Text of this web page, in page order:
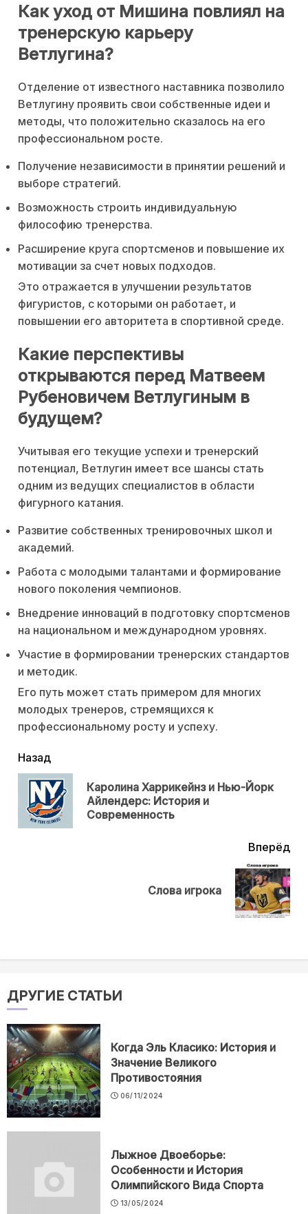
Как уход от Мишина повлиял на
тренерскую карьеру
Ветлугина?
Отделение от известного наставника позволило
Ветлугину проявить свои собственные идеи и
методы, что положительно сказалось на его
профессиональном росте.
Получение независимости в принятии решений и
выборе стратегий.
Возможность строить индивидуальную
философию тренерства.
Расширение круга спортсменов и повышение их
мотивации за счет новых подходов.
Это отражается в улучшении результатов
фигуристов, с которыми он работает, и
повышении его авторитета в спортивной среде.
Какие перспективы
открываются перед Матвеем
Рубеновичем Ветлугиным в
будущем?
Учитывая его текущие успехи и тренерский
потенциал, Ветлугин имеет все шансы стать
одним из ведущих специалистов в области
фигурного катания.
Развитие собственных тренировочных школ и
академий.
Работа с молодыми талантами и формирование
нового поколения чемпионов.
Внедрение инноваций в подготовку спортсменов
на национальном и международном уровнях.
Участие в формировании тренерских стандартов
и методик.
Его путь может стать примером для многих
молодых тренеров, стремящихся к
профессиональному росту и успеху.
читать
еще
Назад
Каролина Харрикейнз и Нью-Йорк
Айлендерс: История и
Современность
Вперёд
Слова игрока
ДРУГИЕ СТАТЬИ
Когда Эль Класико: История и
Значение Великого
Противостояния
06/11/2024
Лыжное Двоеборье:
Особенности и История
Олимпийского Вида Спорта
13/05/2024